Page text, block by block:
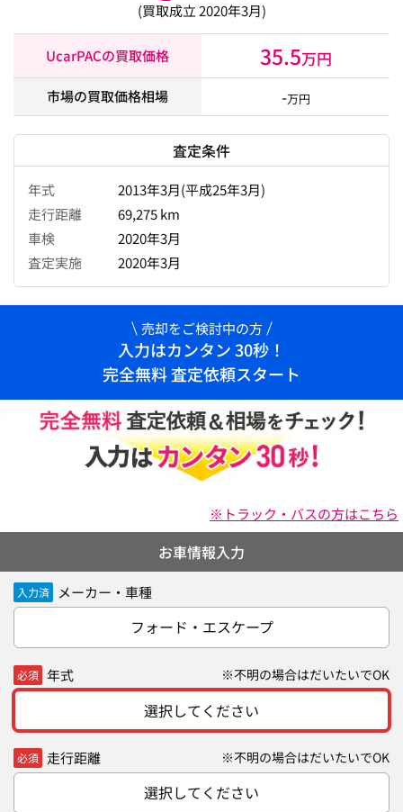
(買取成立 2020年3月)
UcarPACの買取価格 35.5万円
市場の買取価格相場 -万円
査定条件
年式
2013年3月(平成25年3月)
走行距離
69,275 km
車検
2020年3月
査定実施
2020年3月
売却をご検討中の方
入力はカンタン 30秒！
完全無料 査定依頼スタート
※トラック・バスの方はこちら
お車情報入力
入力済 メーカー・車種
フォード・エスケープ
必須 年式 ※不明の場合はだいたいでOK
選択してください
必須 走行距離 ※不明の場合はだいたいでOK
選択してください